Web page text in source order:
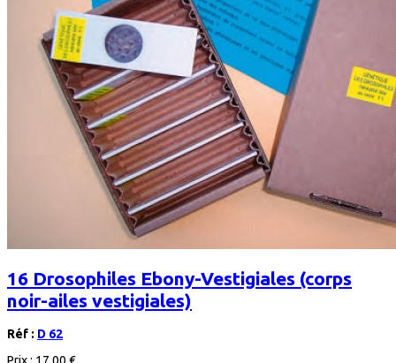
16 Drosophiles Ebony-Vestigiales (corps
noir-ailes vestigiales)
Réf : D 62